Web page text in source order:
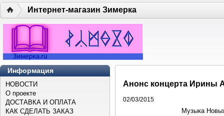
Интернет-магазин Зимерка
Информация
НОВОСТИ
О проекте
ДОСТАВКА И ОПЛАТА
КАК СДЕЛАТЬ ЗАКАЗ
Анонс концерта Ирины
02/03/2015
Музыка